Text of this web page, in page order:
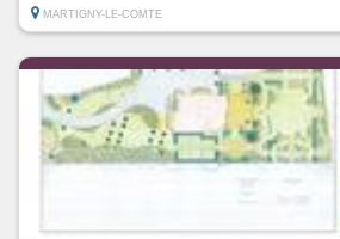
MARTIGNY-LE-COMTE